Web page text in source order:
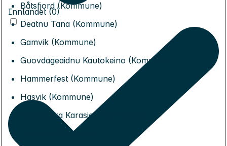
Båtsfjord (Kommune)
Deatnu Tana (Kommune)
Gamvik (Kommune)
Guovdageaidnu Kautokeino (Kommune)
Hammerfest (Kommune)
Hasvik (Kommune)
Karasjohka Karasjok (Kommune)
Lebesby (Kommune)
Innlandet (0)